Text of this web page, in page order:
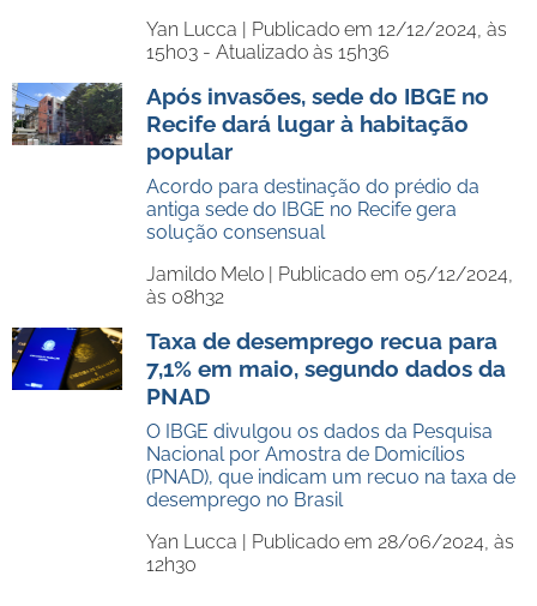
Yan Lucca | Publicado em 12/12/2024, às
15h03 - Atualizado às 15h36
Após invasões, sede do IBGE no
Recife dará lugar à habitação
popular
Acordo para destinação do prédio da
antiga sede do IBGE no Recife gera
solução consensual
Jamildo Melo | Publicado em 05/12/2024,
às 08h32
Taxa de desemprego recua para
7,1% em maio, segundo dados da
PNAD
O IBGE divulgou os dados da Pesquisa
Nacional por Amostra de Domicílios
(PNAD), que indicam um recuo na taxa de
desemprego no Brasil
Yan Lucca | Publicado em 28/06/2024, às
12h30